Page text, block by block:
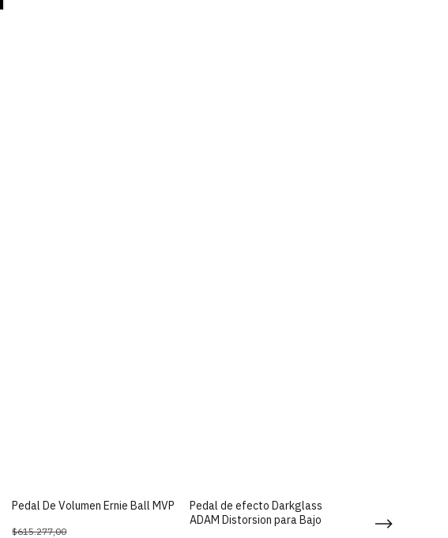
Pedal De Volumen Ernie Ball MVP
$615.277,00
Pedal de efecto Darkglass
ADAM Distorsion para Bajo
para Guitarra